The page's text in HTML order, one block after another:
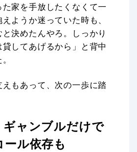
家を手放したくなくて一
ようか迷っていた時も、
決めたんやろ。しっかり
してあげるから」と背中
もあって、次の一歩に踏
ギャンブルだけで
ル依存も